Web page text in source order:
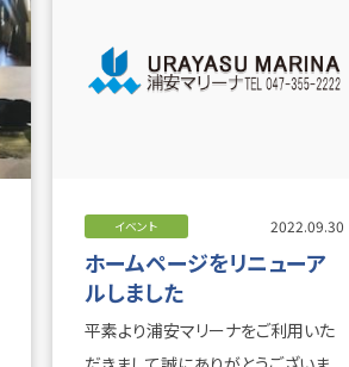
イベント 2022.09.30
ホームページをリニューア
ルしました
平素より浦安マリーナをご利用いた